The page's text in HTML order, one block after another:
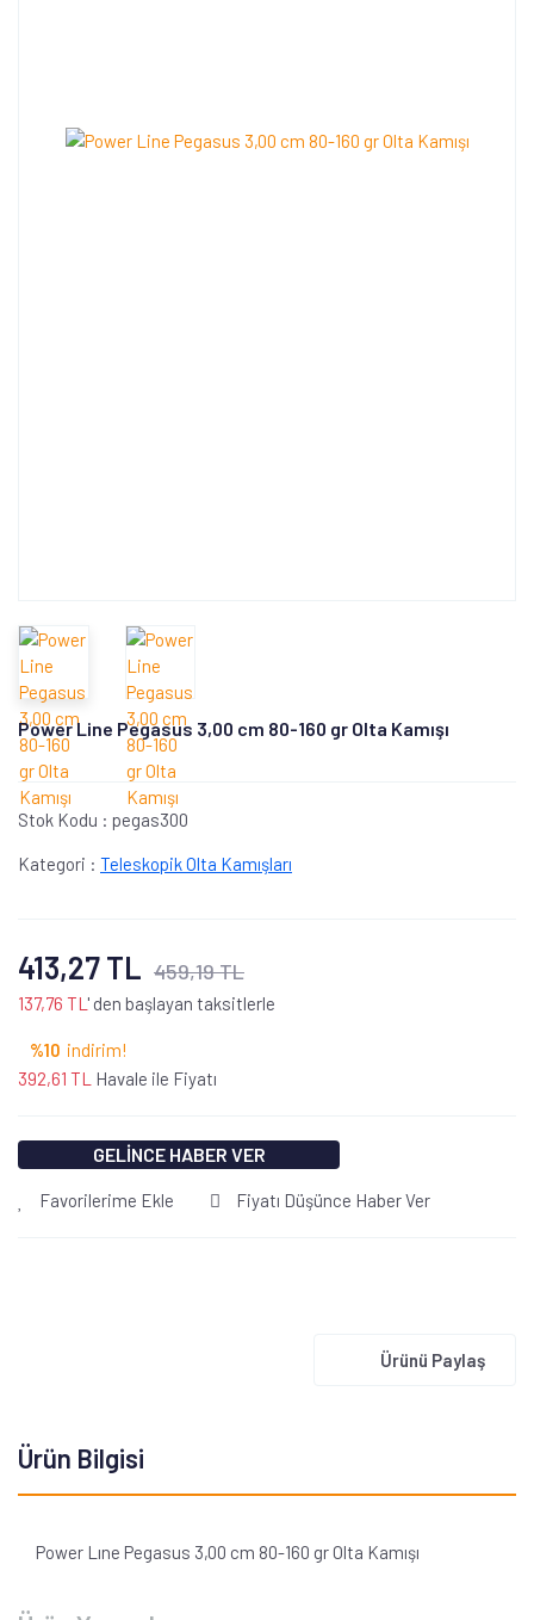
Power Line Pegasus 3,00 cm 80-160 gr Olta Kamışı
Stok Kodu : pegas300
Kategori : Teleskopik Olta Kamışları
413,27 TL 459,19 TL
137,76 TL ' den başlayan taksitlerle
%10 indirim!
392,61 TL
Havale ile Fiyatı
GELİNCE HABER VER
Favorilerime Ekle Fiyatı Düşünce Haber Ver
Ürünü Paylaş
Ürün Bilgisi
Power Lıne Pegasus 3,00 cm 80-160 gr Olta Kamışı